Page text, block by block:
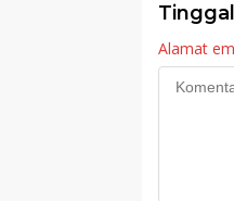
Alamat